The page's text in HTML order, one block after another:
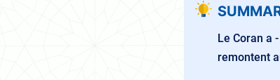
Le Coran a
remontent